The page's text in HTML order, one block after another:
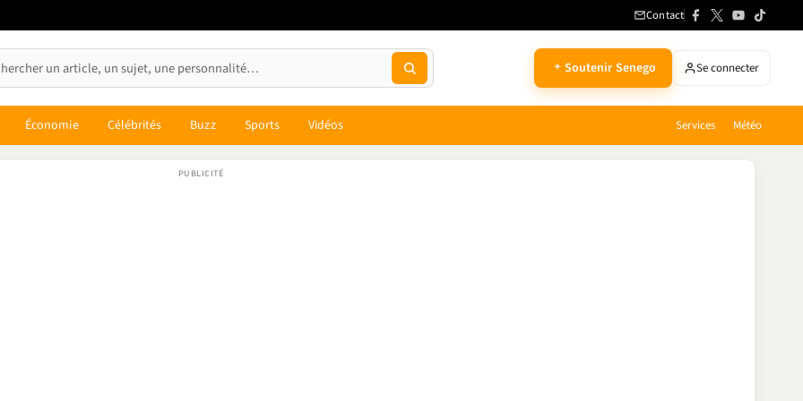
Contact
Soutenir Senego Se connecter
Économie Célébrités Buzz Sports Vidéos Services Météo